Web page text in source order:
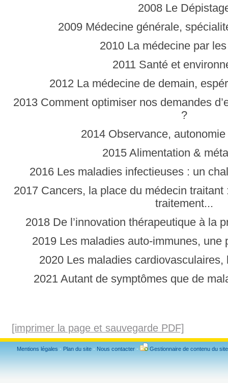
2008 Le
2009 Médecine générale,
2010 La médecine par
2011 Santé et
2012 La médecine de demain,
2013 Comment optimiser nos demandes
?
2014 Observance,
2015 Alimentation &
2016 Les maladies infectieuses : un
2017 Cancers, la place du médecin
traitement...
2018 De l’innovation thérapeutique à la
2019 Les maladies auto-immunes,
2020 Les maladies
2021 Autant de symptômes que de
[imprimer la page et sauvegarde PDF]
Mentions légales - Plan du site - Nous contacter - Gestionnaire de contenu du site